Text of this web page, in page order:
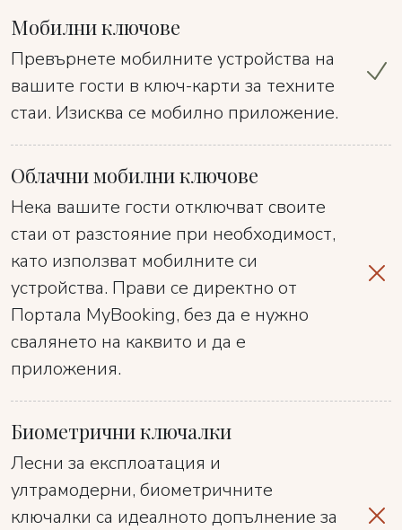
Мобилни ключове
Превърнете мобилните устройства на
вашите гости в ключ-карти за техните
стаи. Изисква се мобилно приложение.
Облачни мобилни ключове
Нека вашите гости отключват своите
стаи от разстояние при необходимост,
като използват мобилните си
устройства. Прави се директно от
Портала MyBooking, без да е нужно
свалянето на каквито и да е
приложения.
Биометрични ключалки
Лесни за експлоатация и
ултрамодерни, биометричните
ключалки са идеалното допълнение за